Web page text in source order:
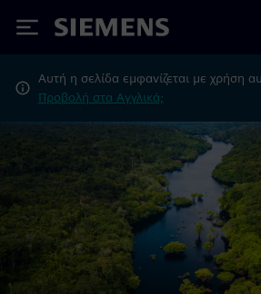
Siemens
Αυτή η σελίδα εμφανίζεται με χρήση
Προβολή στα Αγγλικά;